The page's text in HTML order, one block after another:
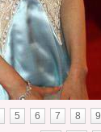
5 6 7 8 9